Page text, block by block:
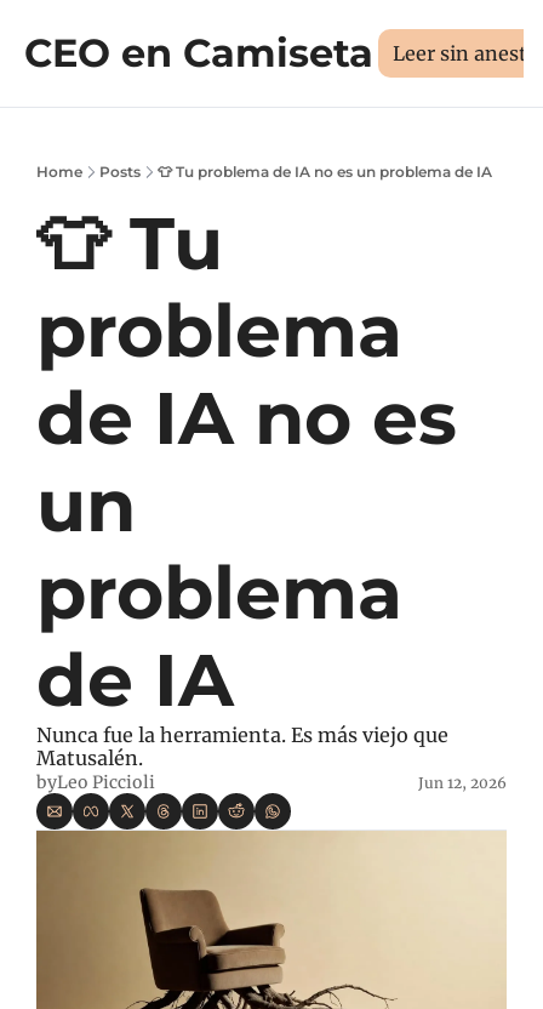
CEO en Camiseta
Medí tus 3D Sesión 1:1 Libros Manifiesto
Leer sin
Home Posts 👕 Tu problema de IA no es un problema de IA
👕 Tu
problema
de IA no es
un
problema
de IA
Nunca fue la herramienta. Es más viejo que
Matusalén.
byLeo Piccioli Jun 12, 2026